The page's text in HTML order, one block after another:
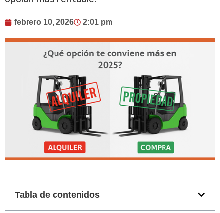
febrero 10, 2026 2:01 pm
Tabla de contenidos